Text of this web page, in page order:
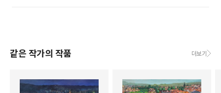
같은 작가의 작품 더보기